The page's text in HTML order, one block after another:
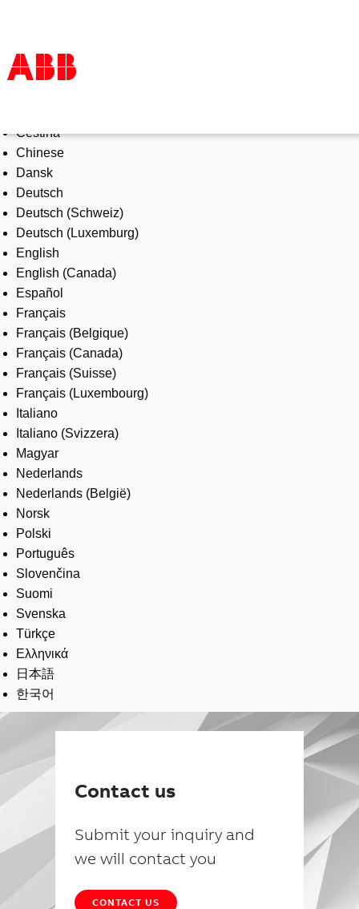
Products & Solutions
Industries
Services
About us
Where to buy
Contact us
Careers
Čeština
Chinese
Dansk
Deutsch
Deutsch (Schweiz)
Deutsch (Luxemburg)
English
English (Canada)
Español
Français
Français (Belgique)
Français (Canada)
Français (Suisse)
Français (Luxembourg)
Italiano
Italiano (Svizzera)
Magyar
Nederlands
Nederlands (België)
Norsk
Polski
Português
Slovenčina
Suomi
Svenska
Türkçe
Ελληνικά
日本語
한국어
Contact us
Submit your inquiry and
we will contact you
CONTACT US